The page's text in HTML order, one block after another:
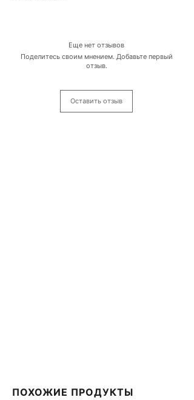
Еще нет отзывов
Поделитесь своим мнением. Добавьте первый
отзыв.
Оставить отзыв
ПОХОЖИЕ ПРОДУКТЫ